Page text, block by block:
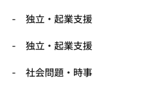
独立・起業支援
独立・起業支援
社会問題・時事